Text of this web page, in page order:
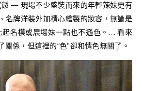
— 現場不少盛裝而來的年輕辣妹更有
名牌洋裝外加精心繪製的妝容，無論是
名模或展場妹一點也不遜色。…..看來
關係，但這裡的“色”卻和情色無關了。